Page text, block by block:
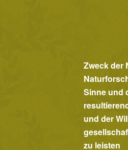
Zweck der
Sinne und
und der
zu leisten